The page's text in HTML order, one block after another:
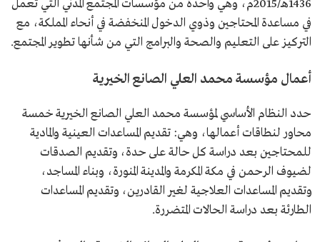
1436هـ/2015م، وهي واحدة من مؤسسات المجتمع المدني التي تعمل
في مساعدة المحتاجين وذوي الدخول المنخفضة في أنحاء المملكة، مع
التركيز على التعليم والصحة والبرامج التي من شأنها تطوير المجتمع.
أعمال مؤسسة محمد العلي الصانع الخيرية
حدد النظام الأساسي لمؤسسة محمد العلي الصانع الخيرية خمسة
محاور لنطاقات أعمالها، وهي: تقديم المساعدات العينية والمادية
للمحتاجين بعد دراسة كل حالة على حدة، وتقديم الصدقات
لضيوف الرحمن في مكة المكرمة والمدينة المنورة، وبناء المساجد،
وتقديم المساعدات العلاجية لغير القادرين، وتقديم المساعدات
الطارئة بعد دراسة الحالات المتضررة.